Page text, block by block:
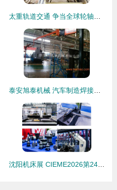
太重轨道交通 争当全球轮轴行业卓越领跑者
泰安旭泰机械 汽车制造焊接悬臂的厂家直销优势与价格解析
沈阳机床展 CIEME2026第24届中国国际装备制造业博览会——机械装备制造新引擎